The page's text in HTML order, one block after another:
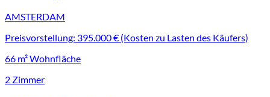
AMSTERDAM
Preisvorstellung: 395.000 € (Kosten zu Lasten des Käufers)
66 m² Wohnfläche
2 Zimmer